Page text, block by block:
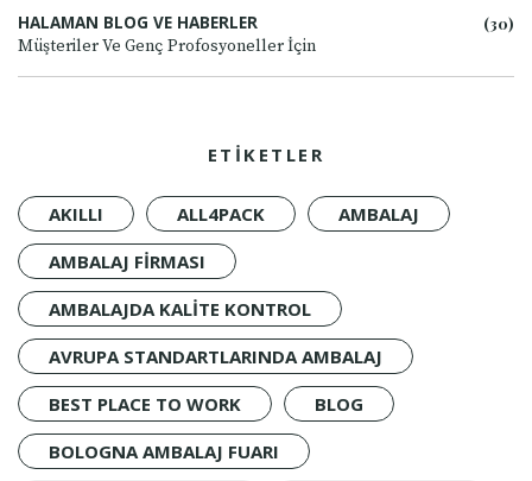
HALAMAN BLOG VE HABERLER
Müşteriler Ve Genç Profosyoneller İçin
(30)
ETİKETLER
AKILLI ALL4PACK
AMBALAJ
AMBALAJ FIRMASI
AMBALAJDA KALITE KONTROL
AVRUPA STANDARTLARINDA AMBALAJ
BEST PLACE TO WORK
BLOG
BOLOGNA AMBALAJ FUARI